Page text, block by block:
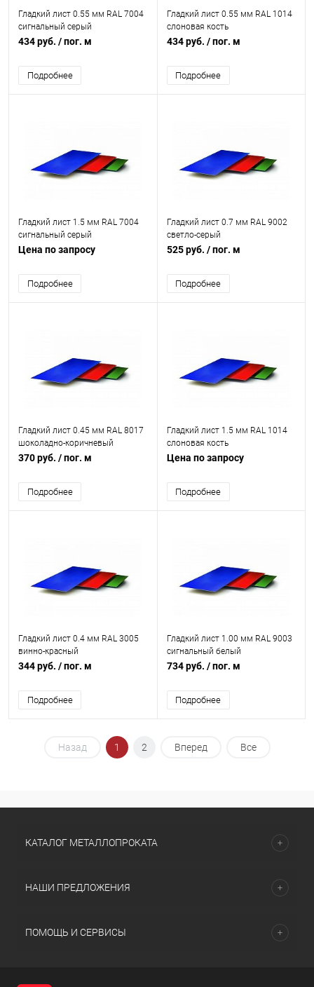
Гладкий лист 0.55 мм RAL 7004
сигнальный серый
434 руб. / пог. м
Подробнее
Гладкий лист 0.55 мм RAL 1014
слоновая кость
434 руб. / пог. м
Подробнее
Гладкий лист 1.5 мм RAL 7004
сигнальный серый
Цена по запросу
Подробнее
Гладкий лист 0.7 мм RAL 9002
светло-серый
525 руб. / пог. м
Подробнее
Гладкий лист 0.45 мм RAL 8017
шоколадно-коричневый
370 руб. / пог. м
Подробнее
Гладкий лист 1.5 мм RAL 1014
слоновая кость
Цена по запросу
Подробнее
Гладкий лист 0.4 мм RAL 3005
винно-красный
344 руб. / пог. м
Подробнее
Гладкий лист 1.00 мм RAL 9003
сигнальный белый
734 руб. / пог. м
Подробнее
Назад 1 2 Вперед Все
КАТАЛОГ МЕТАЛЛОПРОКАТА
НАШИ ПРЕДЛОЖЕНИЯ
ПОМОЩЬ И СЕРВИСЫ